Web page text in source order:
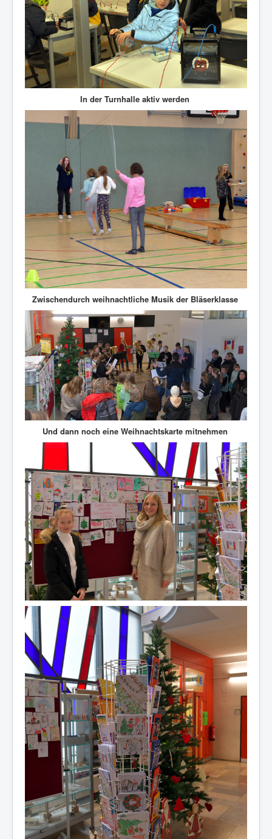
In der Turnhalle aktiv werden
Zwischendurch weihnachtliche Musik der Bläserklasse
Und dann noch eine Weihnachtskarte mitnehmen